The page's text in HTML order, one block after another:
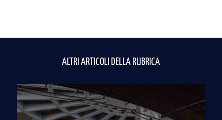
ALTRI ARTICOLI DELLA RUBRICA